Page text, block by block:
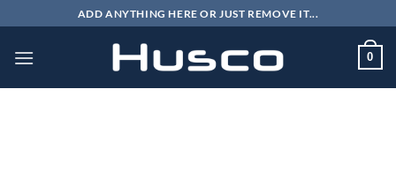
naar
inhoud
ADD ANYTHING HERE OR JUST REMOVE IT...
0